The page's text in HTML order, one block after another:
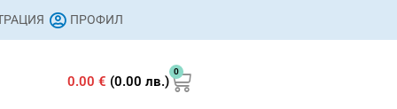
ПРОФИЛ
0.00€ (0.00 лв.)
0